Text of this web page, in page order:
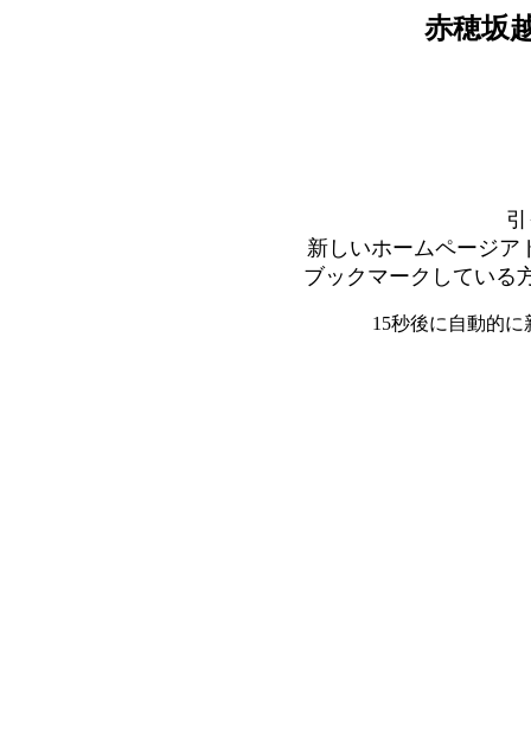
赤穂坂
新しいホームページア
ブックマークしている
15秒後に自動的